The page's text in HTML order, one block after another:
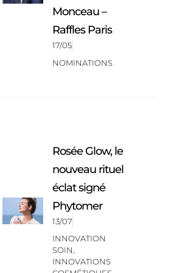
Monceau –
Raffles Paris
17/05
NOMINATIONS
Rosée Glow, le
nouveau rituel
éclat signé
Phytomer
13/07
INNOVATION
SOIN,
INNOVATIONS